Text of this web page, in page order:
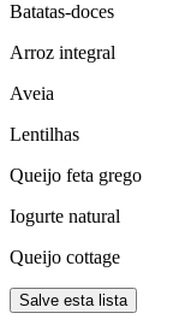
Batatas-doces
Arroz integral
Aveia
Lentilhas
Queijo feta grego
Iogurte natural
Queijo cottage
Salve esta lista